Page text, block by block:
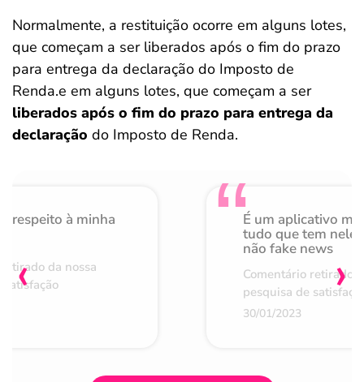
Normalmente, a restituição ocorre em alguns lotes,
que começam a ser liberados após o fim do prazo
para entrega da declaração do Imposto de
Renda.e em alguns lotes, que começam a ser
liberados após o fim do prazo para entrega da
declaração do Imposto de Renda.
respeito à minha
da nossa
É um aplicativo
tudo que tem nele
não fake news
Comentário retirado
pesquisa de
30/01/2023
‹ ›